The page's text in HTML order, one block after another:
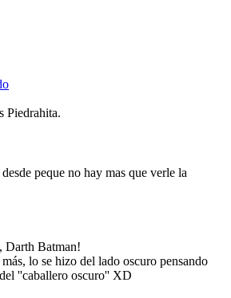
Piedrahita.
peque no hay mas que verle la
Darth Batman!
más, lo se hizo del lado oscuro pensando
''caballero oscuro'' XD